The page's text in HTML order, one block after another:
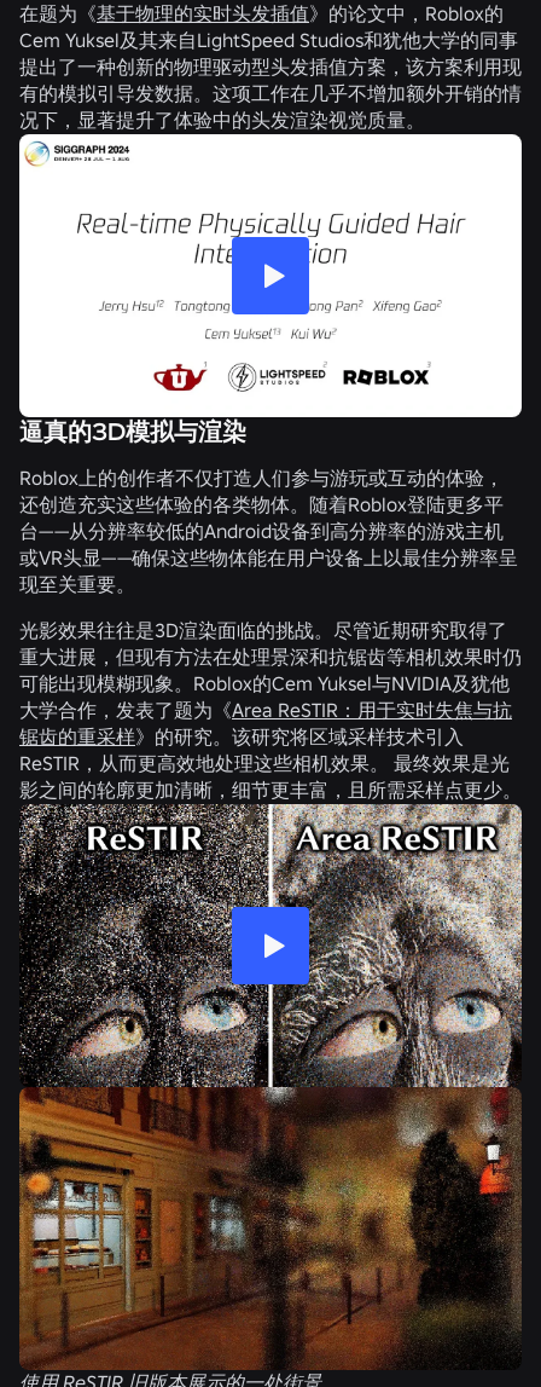
在题为《基于物理的实时头发插值》的论文中，Roblox的
Cem Yuksel及其来自LightSpeed Studios和犹他大学的同事
提出了一种创新的物理驱动型头发插值方案，该方案利用现
有的模拟引导发数据。这项工作在几乎不增加额外开销的情
况下，显著提升了体验中的头发渲染视觉质量。
逼真的3D模拟与渲染
Roblox上的创作者不仅打造人们参与游玩或互动的体验，
还创造充实这些体验的各类物体。随着Roblox登陆更多平
台——从分辨率较低的Android设备到高分辨率的游戏主机
或VR头显——确保这些物体能在用户设备上以最佳分辨率呈
现至关重要。
光影效果往往是3D渲染面临的挑战。尽管近期研究取得了
重大进展，但现有方法在处理景深和抗锯齿等相机效果时仍
可能出现模糊现象。Roblox的Cem Yuksel与NVIDIA及犹他
大学合作，发表了题为《Area ReSTIR：用于实时失焦与抗
锯齿的重采样》 的研究。该研究将区域采样技术引入
ReSTIR，从而更高效地处理这些相机效果。 最终效果是光
影之间的轮廓更加清晰，细节更丰富，且所需采样点更少。